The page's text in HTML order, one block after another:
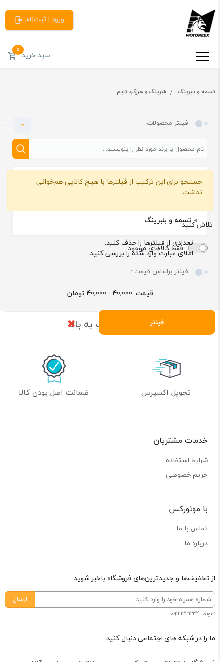
ورود | ثبت‌نام
سبد خرید0
تسمه و بلبرینگ بلبرینگ و هرزگرد تایم
فیلتر محصولات
دسته بندی
تسمه و بلبرینگ
فقط کالاهای موجود
فیلتر براساس قیمت :
قیمت: 40,000 - 40,000 تومان
فیلتر
جستجو برای این ترکیب از فیلترها با هیچ کالایی هم‌خوانی
نداشت.
تلاش کنید:
تعدادی از فیلترها را حذف کنید.
املای عبارت وارد شده را بررسی کنید.
بازگشت به بالا
تحویل اکسپرس ضمانت اصل بودن کالا
خدمات مشتریان
شرایط استفاده
حریم خصوصی
با موتورکس
تماس با ما
درباره ما
از تخفیف‌ها و جدیدترین‌های فروشگاه باخبر شوید:
ارسال
نمونه: 09121231234
ما را در شبکه های اجتماعی دنبال کنید.